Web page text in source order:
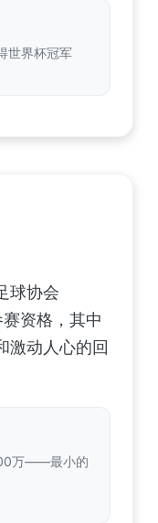
世界杯冠军
球协会
赛资格，其中
激动人心的回
万——最小的